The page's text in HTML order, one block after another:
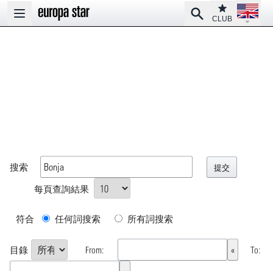
Open main menu
SearchClub
CLUB
Open
搜索
每頁查詢結果
符合 任何詞搜索 所有詞搜索
目錄 From: To: